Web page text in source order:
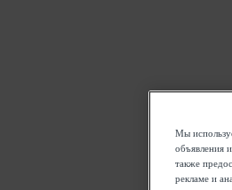
Мы
объявления
также
рекламе и